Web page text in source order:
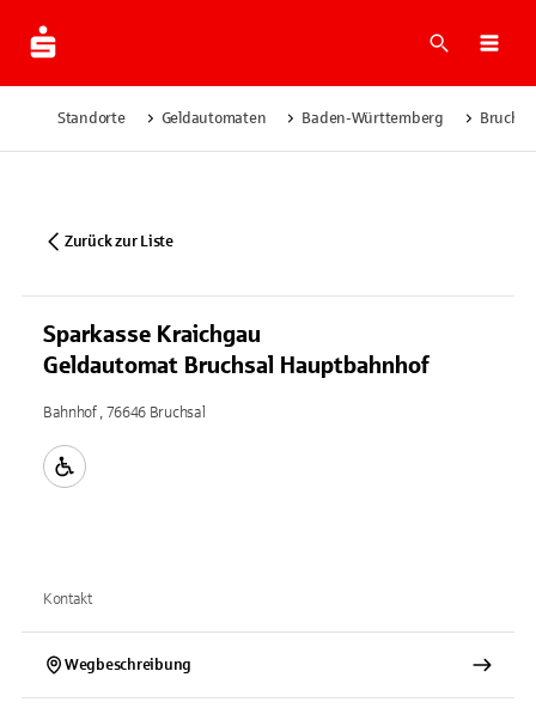
Suche
Standorte Geldautomaten Baden-Württemberg
Zurück zur Liste
Sparkasse Kraichgau
Geldautomat Bruchsal Hauptbahnhof
Bahnhof , 76646 Bruchsal
Kontakt
Wegbeschreibung